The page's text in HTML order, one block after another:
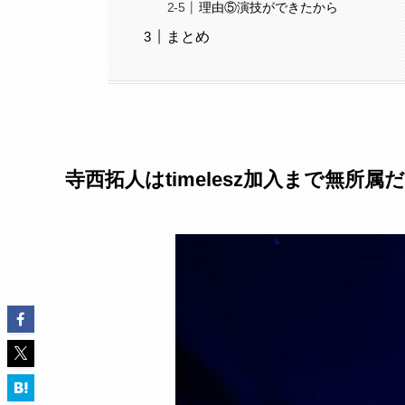
理由⑤演技ができたから
まとめ
寺西拓人はtimelesz加入まで無所属